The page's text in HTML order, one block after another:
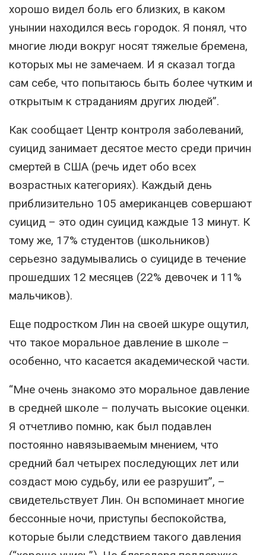
хорошо видел боль его близких, в каком
унынии находился весь городок. Я понял, что
многие люди вокруг носят тяжелые бремена,
которых мы не замечаем. И я сказал тогда
сам себе, что попытаюсь быть более чутким и
открытым к страданиям других людей”.
Как сообщает Центр контроля заболеваний,
суицид занимает десятое место среди причин
смертей в США (речь идет обо всех
возрастных категориях). Каждый день
приблизительно 105 американцев совершают
суицид – это один суицид каждые 13 минут. К
тому же, 17% студентов (школьников)
серьезно задумывались о суициде в течение
прошедших 12 месяцев (22% девочек и 11%
мальчиков).
Еще подростком Лин на своей шкуре ощутил,
что такое моральное давление в школе –
особенно, что касается академической части.
“Мне очень знакомо это моральное давление
в средней школе – получать высокие оценки.
Я отчетливо помню, как был подавлен
постоянно навязываемым мнением, что
средний бал четырех последующих лет или
создаст мою судьбу, или ее разрушит”, –
свидетельствует Лин. Он вспоминает многие
бессонные ночи, приступы беспокойства,
которые были следствием такого давления